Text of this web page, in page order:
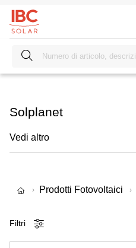
Solplanet
Vedi altro
Prodotti Fotovoltaici
Filtri